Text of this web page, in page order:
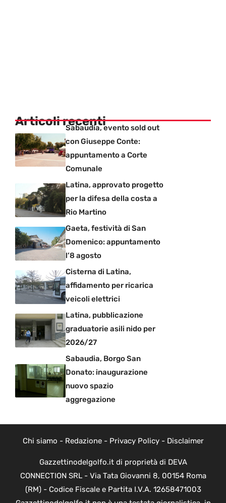
Articoli recentiSabaudia, evento sold out
con Giuseppe Conte:
appuntamento a Corte
Comunale
Latina, approvato progetto
per la difesa della costa a
Rio Martino
Gaeta, festività di San
Domenico: appuntamento
l’8 agosto
Cisterna di Latina,
affidamento per ricarica
veicoli elettrici
Latina, pubblicazione
graduatorie asili nido per
2026/27
Sabaudia, Borgo San
Donato: inaugurazione
nuovo spazio
aggregazione
Chi siamo - Redazione- Privacy Policy- Disclaimer
Gazzettinodelgolfo.it di proprietà di DEVA
CONNECTION SRL - Via Tata Giovanni 8, 00154 Roma
(RM) - Codice Fiscale e Partita I.V.A. 12658471003